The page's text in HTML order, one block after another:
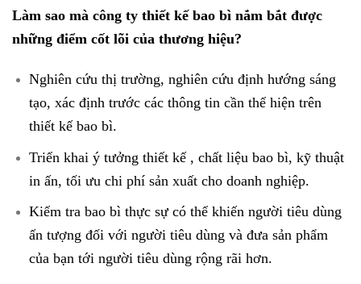
Làm sao mà công ty thiết kế bao bì nắm bắt được
những điểm cốt lõi của thương hiệu?
Nghiên cứu thị trường, nghiên cứu định hướng sáng
tạo, xác định trước các thông tin cần thể hiện trên
thiết kế bao bì.
Triển khai ý tưởng thiết kế , chất liệu bao bì, kỹ thuật
in ấn, tối ưu chi phí sản xuất cho doanh nghiệp.
Kiểm tra bao bì thực sự có thể khiến người tiêu dùng
ấn tượng đối với người tiêu dùng và đưa sản phẩm
của bạn tới người tiêu dùng rộng rãi hơn.